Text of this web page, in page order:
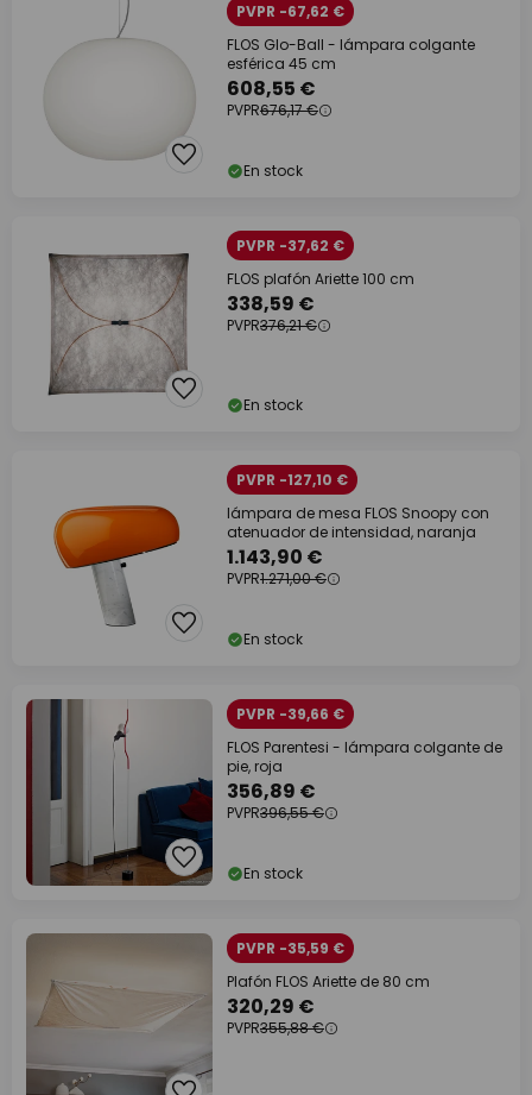
PVPR -67,62 €
FLOS Glo-Ball - lámpara colgante
esférica 45 cm
608,55 €
PVPR676,17 €
En stock
PVPR -37,62 €
FLOS plafón Ariette 100 cm
338,59 €
PVPR376,21 €
En stock
PVPR -127,10 €
lámpara de mesa FLOS Snoopy con
atenuador de intensidad, naranja
1.143,90 €
PVPR1.271,00 €
En stock
PVPR -39,66 €
FLOS Parentesi - lámpara colgante de
pie, roja
356,89 €
PVPR396,55 €
En stock
PVPR -35,59 €
Plafón FLOS Ariette de 80 cm
320,29 €
PVPR355,88 €